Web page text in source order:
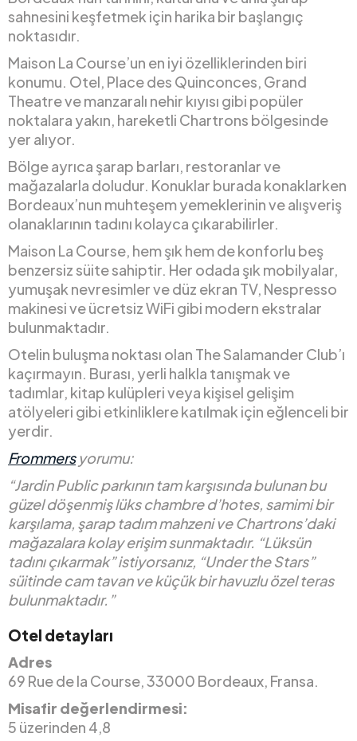
sahnesini keşfetmek için harika bir başlangıç
noktasıdır.
Maison La Course’un en iyi özelliklerinden biri
konumu. Otel, Place des Quinconces, Grand
Theatre ve manzaralı nehir kıyısı gibi popüler
noktalara yakın, hareketli Chartrons bölgesinde
yer alıyor.
Bölge ayrıca şarap barları, restoranlar ve
mağazalarla doludur. Konuklar burada konaklarken
Bordeaux’nun muhteşem yemeklerinin ve alışveriş
olanaklarının tadını kolayca çıkarabilirler.
Maison La Course, hem şık hem de konforlu beş
benzersiz süite sahiptir. Her odada şık mobilyalar,
yumuşak nevresimler ve düz ekran TV, Nespresso
makinesi ve ücretsiz WiFi gibi modern ekstralar
bulunmaktadır.
Otelin buluşma noktası olan The Salamander Club’ı
kaçırmayın. Burası, yerli halkla tanışmak ve
tadımlar, kitap kulüpleri veya kişisel gelişim
atölyeleri gibi etkinliklere katılmak için eğlenceli bir
yerdir.
Frommersyorumu:
“Jardin Public parkının tam karşısında bulunan bu
güzel döşenmiş lüks chambre d’hotes, samimi bir
karşılama, şarap tadım mahzeni ve Chartrons’daki
mağazalara kolay erişim sunmaktadır. “Lüksün
tadını çıkarmak” istiyorsanız, “Under the Stars”
süitinde cam tavan ve küçük bir havuzlu özel teras
bulunmaktadır.”
Otel detayları
Adres
69 Rue de la Course, 33000 Bordeaux, Fransa.
Misafir değerlendirmesi:
5 üzerinden 4,8